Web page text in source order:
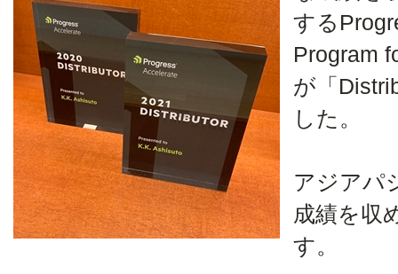
する
Program
が「
した。
アジアパ
成績を収
す。